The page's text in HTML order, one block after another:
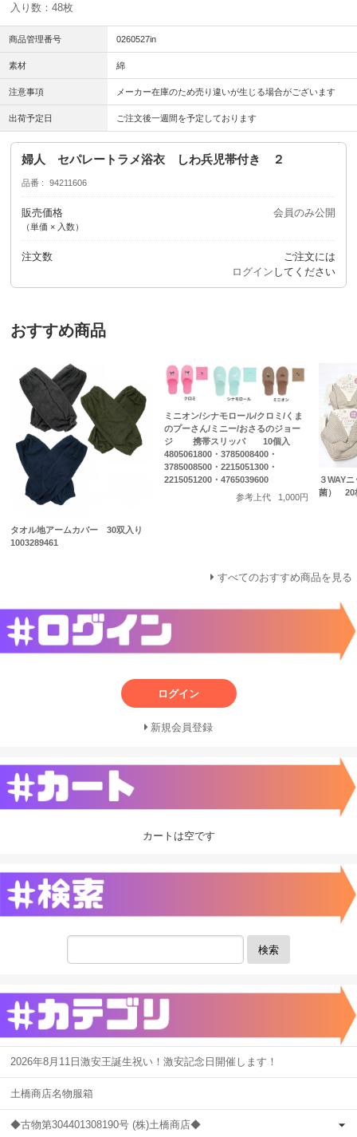
入り数：48枚
商品管理番号 0260527in
素材 綿
注意事項 メーカー在庫のため売り違いが生じる場合がございます
出荷予定日 ご注文後一週間を予定しております
婦人 セパレートラメ浴衣 しわ兵児帯付き ２
品番 94211606
販売価格
（単価 × 入数）
会員のみ公開
注文数
ご注文には
ログイン してください
おすすめ商品
タオル地アームカバー 30双入り
1003289461
ミニオン/シナモロール/クロミ/くま
のプーさん/ミニー/おさるのジョー
ジ 携帯スリッパ 10個入
4805061800・3785008400・
3785008500・2215051300・
2215051200・4765039600
参考上代
1,000円
３WAY
菌） 20
すべてのおすすめ商品を見る
ログイン
新規会員登録
カートは空です
検索
2026年8月11日激安王誕生祝い！激安記念日開催します！
土橋商店名物服箱
◆古物第304401308190号 (株)土橋商店◆